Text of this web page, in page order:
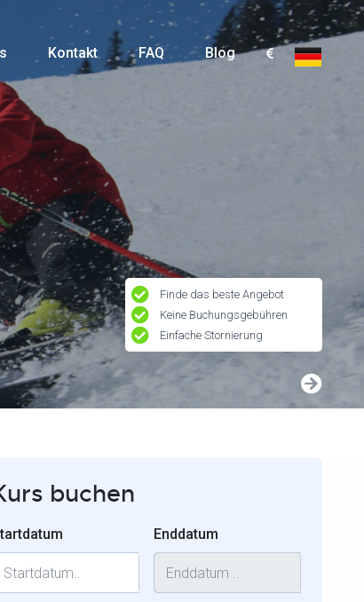
Kontakt FAQ Blog
Finde das beste Angebot
Keine Buchungsgebühren
Einfache Stornierung
buchen
Enddatum